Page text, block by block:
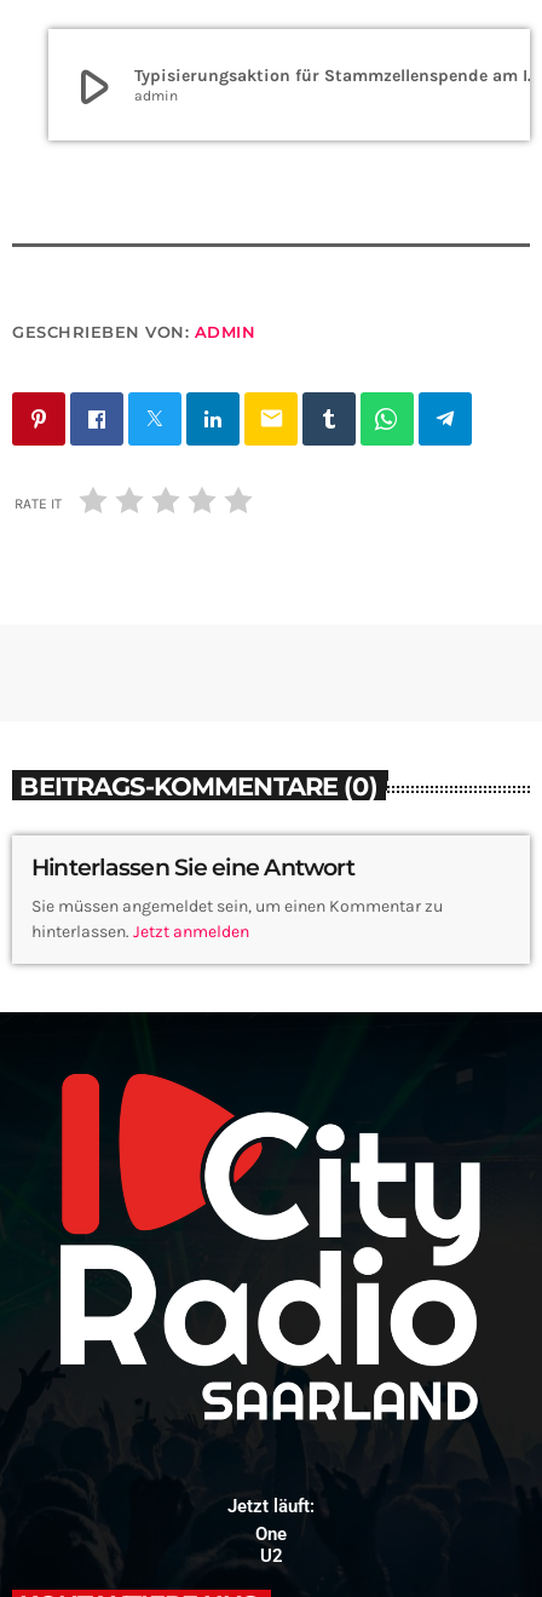
play_arrow Typisierungsaktion für Stammzellenspende am Impfzentrum Süd in Saarbrücken
admin
GESCHRIEBEN VON: ADMIN
email
RATE IT
BEITRAGS-KOMMENTARE (0)
Hinterlassen Sie eine Antwort
Sie müssen angemeldet sein, um einen Kommentar zu
hinterlassen. Jetzt anmelden
Jetzt läuft:
One
U2